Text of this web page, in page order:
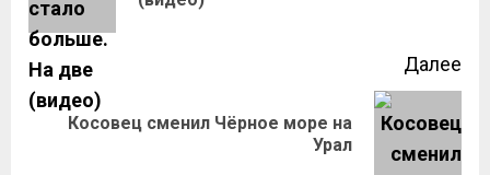
Далее
Косовец сменил Чёрное море на
Урал